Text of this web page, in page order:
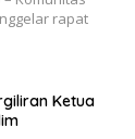
rapat
Ketua